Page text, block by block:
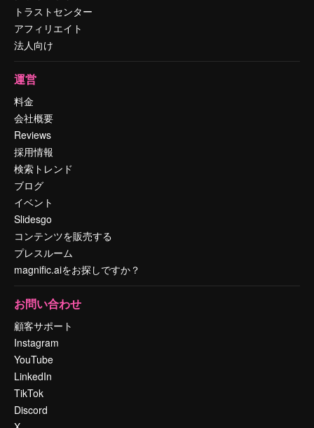
トラストセンター
アフィリエイト
法人向け
運営
料金
会社概要
Reviews
採用情報
検索トレンド
ブログ
イベント
Slidesgo
コンテンツを販売する
プレスルーム
magnific.aiをお探しですか？
お問い合わせ
顧客サポート
Instagram
YouTube
LinkedIn
TikTok
Discord